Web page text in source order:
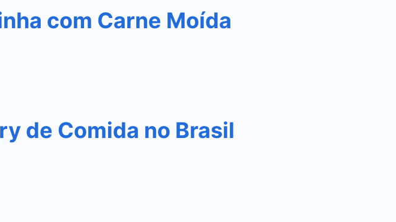
com Carne Moída
de Comida no Brasil